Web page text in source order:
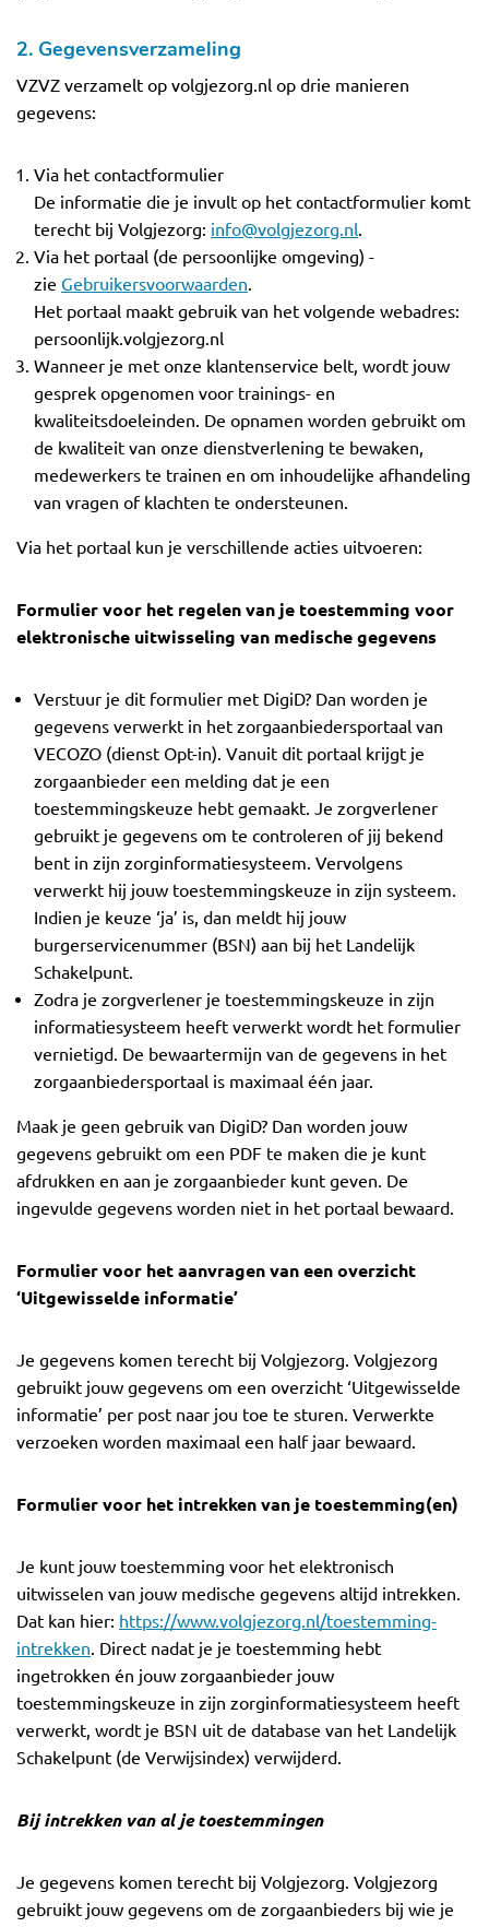
2. Gegevensverzameling
VZVZ verzamelt op volgjezorg.nl op drie manieren
gegevens:
Via het contactformulier
De informatie die je invult op het contactformulier komt
terecht bij Volgjezorg: info@volgjezorg.nl.
Via het portaal (de persoonlijke omgeving) -
zie Gebruikersvoorwaarden.
Het portaal maakt gebruik van het volgende webadres:
persoonlijk.volgjezorg.nl
Wanneer je met onze klantenservice belt, wordt jouw
gesprek opgenomen voor trainings- en
kwaliteitsdoeleinden. De opnamen worden gebruikt om
de kwaliteit van onze dienstverlening te bewaken,
medewerkers te trainen en om inhoudelijke afhandeling
van vragen of klachten te ondersteunen.
Via het portaal kun je verschillende acties uitvoeren:
Formulier voor het regelen van je toestemming voor
elektronische uitwisseling van medische gegevens
Verstuur je dit formulier met DigiD? Dan worden je
gegevens verwerkt in het zorgaanbiedersportaal van
VECOZO (dienst Opt-in). Vanuit dit portaal krijgt je
zorgaanbieder een melding dat je een
toestemmingskeuze hebt gemaakt. Je zorgverlener
gebruikt je gegevens om te controleren of jij bekend
bent in zijn zorginformatiesysteem. Vervolgens
verwerkt hij jouw toestemmingskeuze in zijn systeem.
Indien je keuze ‘ja’ is, dan meldt hij jouw
burgerservicenummer (BSN) aan bij het Landelijk
Schakelpunt.
Zodra je zorgverlener je toestemmingskeuze in zijn
informatiesysteem heeft verwerkt wordt het formulier
vernietigd. De bewaartermijn van de gegevens in het
zorgaanbiedersportaal is maximaal één jaar.
Maak je geen gebruik van DigiD? Dan worden jouw
gegevens gebruikt om een PDF te maken die je kunt
afdrukken en aan je zorgaanbieder kunt geven. De
ingevulde gegevens worden niet in het portaal bewaard.
Formulier voor het aanvragen van een overzicht
‘Uitgewisselde informatie’
Je gegevens komen terecht bij Volgjezorg. Volgjezorg
gebruikt jouw gegevens om een overzicht ‘Uitgewisselde
informatie’ per post naar jou toe te sturen. Verwerkte
verzoeken worden maximaal een half jaar bewaard.
Formulier voor het intrekken van je toestemming(en)
Je kunt jouw toestemming voor het elektronisch
uitwisselen van jouw medische gegevens altijd intrekken.
Dat kan hier: https://www.volgjezorg.nl/toestemming-
intrekken. Direct nadat je je toestemming hebt
ingetrokken én jouw zorgaanbieder jouw
toestemmingskeuze in zijn zorginformatiesysteem heeft
verwerkt, wordt je BSN uit de database van het Landelijk
Schakelpunt (de Verwijsindex) verwijderd.
Bij intrekken van al je toestemmingen
Je gegevens komen terecht bij Volgjezorg. Volgjezorg
gebruikt jouw gegevens om de zorgaanbieders bij wie je